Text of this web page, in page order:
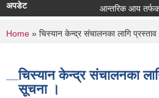
अपडेट आन्तरिक आय तर्फको
You are here
Home » चिस्यान केन्द्र संचालनका लागि
चिस्यान केन्द्र संचालनका
सूचना ।